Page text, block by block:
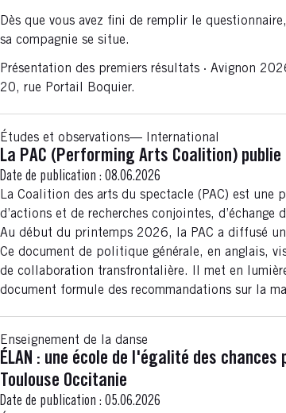
Dès que vous avez fini de remplir le
sa compagnie se situe.
Présentation des premiers résultats · Avignon
20, rue Portail Boquier.
Études et observations International
La PAC (Performing Arts Coalition)
Date de publication : 08.06.2026
La Coalition des arts du spectacle (PAC) est
d’actions et de recherches conjointes, d’échange
Au début du printemps 2026, la PAC a diffusé
Ce document de politique générale, en anglais,
de collaboration transfrontalière. Il met en
document formule des recommandations sur la
Enseignement de la danse
ÉLAN : une école de l'égalité des
Toulouse Occitanie
Date de publication : 05.06.2026